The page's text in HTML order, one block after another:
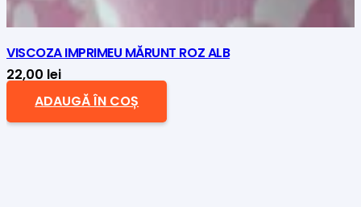
VISCOZA IMPRIMEU MĂRUNT ROZ ALB
22,00 lei
ADAUGĂ ÎN COȘ